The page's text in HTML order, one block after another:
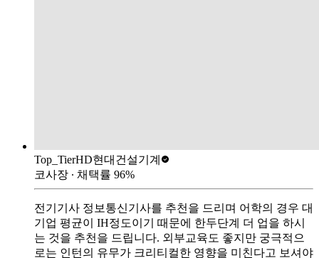
Top_TierHD현대건설기계
코사장 ∙ 채택률 96%
전기기사 정보통신기사를 추천을 드리며 어학의 경우 대
기업 평균이 IH정도이기 때문에 한두단계 더 업을 하시
는 것을 추천을 드립니다. 외부교육도 좋지만 궁극적으
로는 인턴의 유무가 크리티컬한 영향을 미친다고 보셔야